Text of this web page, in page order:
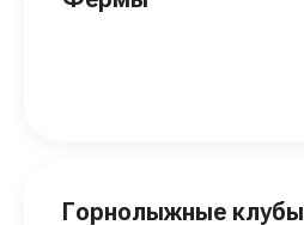
Горнолыжные клубы